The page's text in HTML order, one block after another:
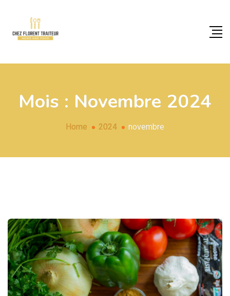
Mois : Novembre 2024
Home 2024 novembre